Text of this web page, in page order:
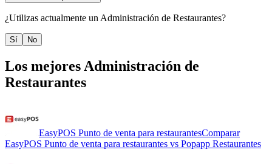
¿Utilizas actualmente un Administración de Restaurantes?
Sí No
Los mejores Administración de
Restaurantes
EasyPOS Punto de venta para restaurantesComparar
EasyPOS Punto de venta para restaurantes vs Popapp Restaurantes